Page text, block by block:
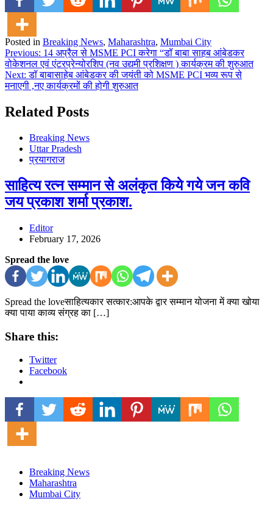
Posted in Breaking News, Maharashtra, Mumbai City
Post
navigation
Previous: 14 अप्रैल से MSME PCI करेगा “डॉ बाबा साहब आंबेडकर
वोकेशनल एवं एंटरप्रेन्योरशिप (नव उद्यमी प्रशिक्षण ) कार्यक्रम की शुरुआत
Next: डॉ बाबासाहेब आंबेडकर की जयंती को MSME PCI भव्य रूप से
मनाएगी ,नए कार्यक्रमों की होगी शुरुआत
Related Posts
Breaking News
Uttar Pradesh
प्रयागराज
साहित्य रत्न सम्मान से अलंकृत किये गये जन कवि
जय प्रकाश शर्मा प्रकाश.
Editor
February 17, 2026
Spread the love
Spread the loveसाहित्यकार सत्कार:आपके द्वार सम्मान योजना में क्या खोया
क्या पाया काव्य संग्रह का […]
Share this:
Twitter
Facebook
Breaking News
Maharashtra
Mumbai City